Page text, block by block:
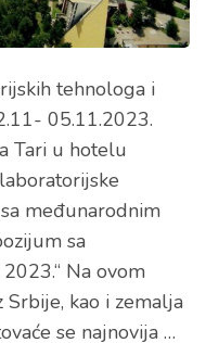
tehnologa i
05.11.2023.
Tari u hotelu
međunarodnim
sa
Na ovom
kao i zemalja
se najnovija …